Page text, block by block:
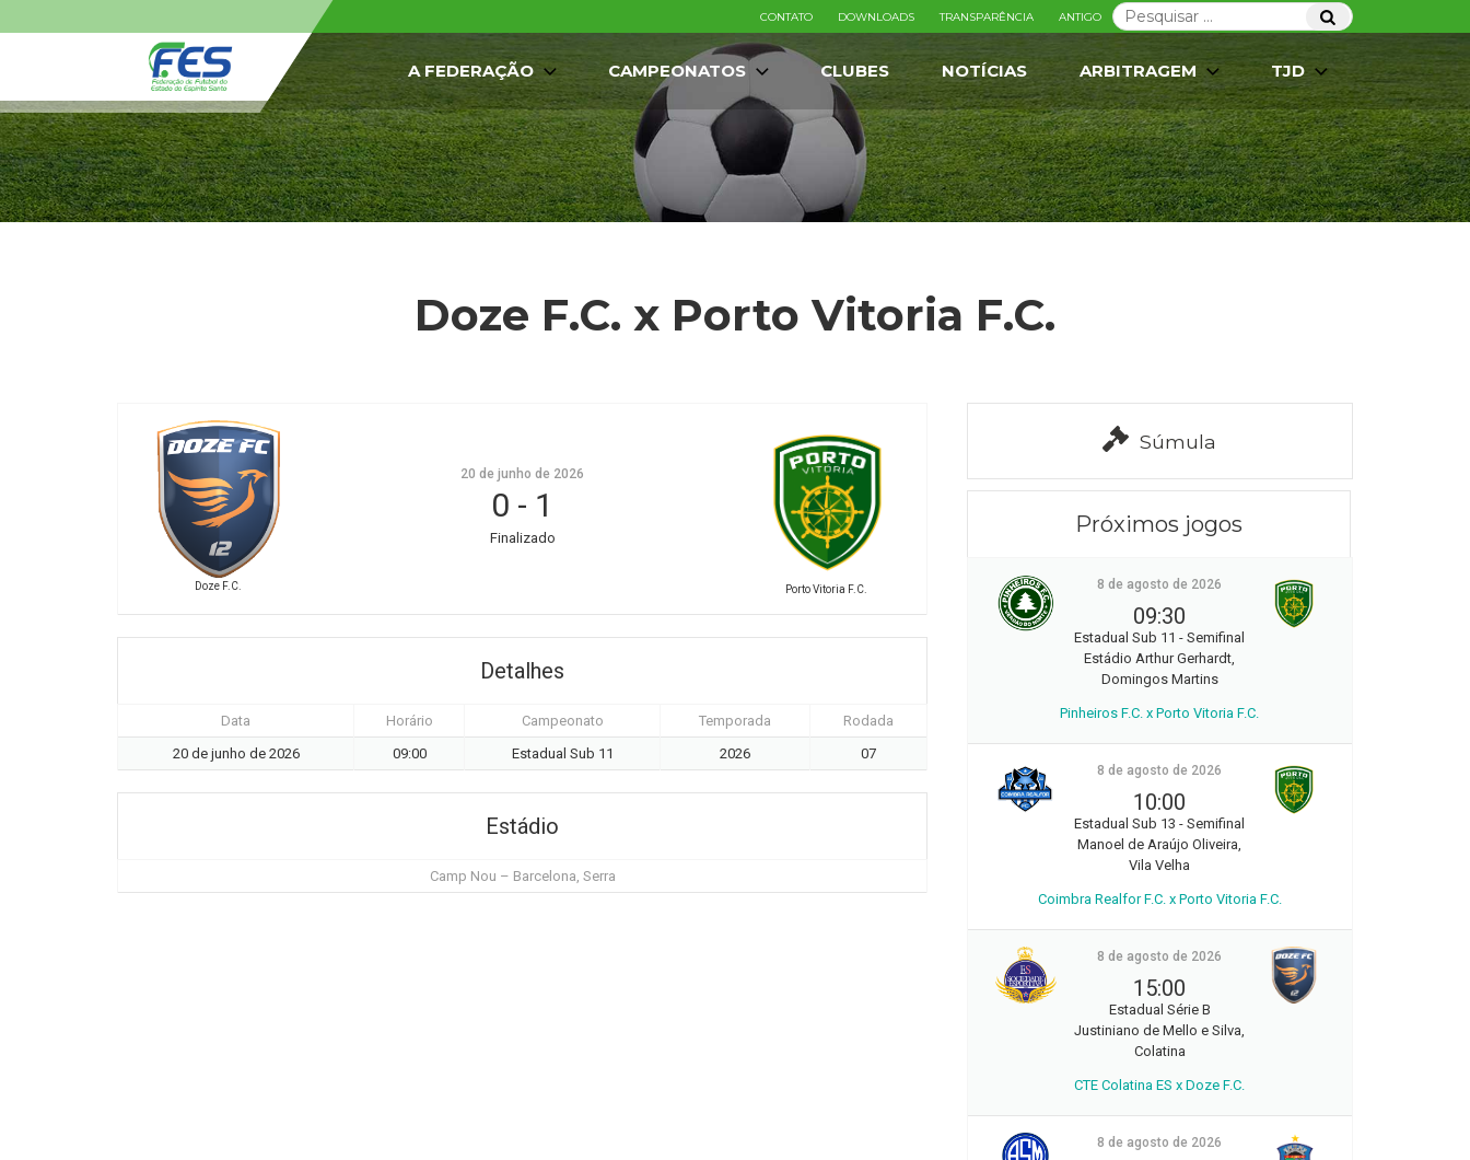
Pesquisar
por:
Pesquisar
CONTATO DOWNLOADS TRANSPARÊNCIA ANTIGO
A FEDERAÇÃO CAMPEONATOS CLUBES NOTÍCIAS ARBITRAGEM TJD
Doze F.C. x Porto Vitoria F.C.
Doze F.C. Porto Vitoria F.C.
20 de junho de 2026
0 - 1
Finalizado
Detalhes
Data Horário Campeonato Temporada
Rodada
20 de junho de 2026
09:00 Estadual Sub 11 2026 07
Estádio
Camp Nou – Barcelona, Serra
Súmula
Próximos jogos
8 de agosto de 2026
09:30
Estadual Sub 11 - Semifinal
Estádio Arthur Gerhardt,
Domingos Martins
Pinheiros F.C. x Porto Vitoria F.C.
8 de agosto de 2026
10:00
Estadual Sub 13 - Semifinal
Manoel de Araújo Oliveira,
Vila Velha
Coimbra Realfor F.C. x Porto Vitoria F.C.
8 de agosto de 2026
15:00
Estadual Série B
Justiniano de Mello e Silva,
Colatina
CTE Colatina ES x Doze F.C.
8 de agosto de 2026